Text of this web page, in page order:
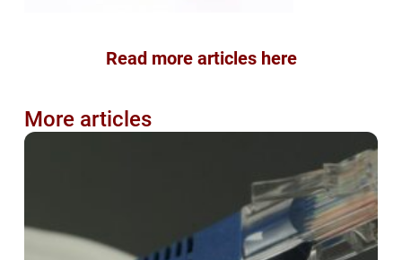
Read more articles here
More articles